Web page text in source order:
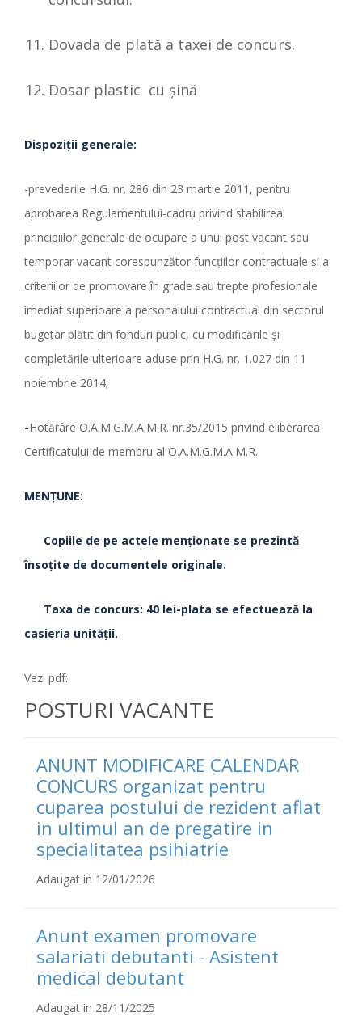
Dovada de plată a taxei de concurs.
Dosar plastic cu şină
Dispoziții generale:
-prevederile H.G. nr. 286 din 23 martie 2011, pentru
aprobarea Regulamentului-cadru privind stabilirea
principiilor generale de ocupare a unui post vacant sau
temporar vacant corespunzător funcţiilor contractuale şi a
criteriilor de promovare în grade sau trepte profesionale
imediat superioare a personalului contractual din sectorul
bugetar plătit din fonduri public, cu modificările și
completările ulterioare aduse prin H.G. nr. 1.027 din 11
noiembrie 2014;
-Hotărâre O.A.M.G.M.A.M.R. nr.35/2015 privind eliberarea
Certificatului de membru al O.A.M.G.M.A.M.R.
MENŢUNE:
Copiile de pe actele menţionate se prezintă
însoţite de documentele originale.
Taxa de concurs: 40 lei-plata se efectuează la
casieria unităţii.
Vezi pdf:
POSTURI VACANTE
ANUNT MODIFICARE CALENDAR
CONCURS organizat pentru
cuparea postului de rezident aflat
in ultimul an de pregatire in
specialitatea psihiatrie
Adaugat in 12/01/2026
Anunt examen promovare
salariati debutanti - Asistent
medical debutant
Adaugat in 28/11/2025